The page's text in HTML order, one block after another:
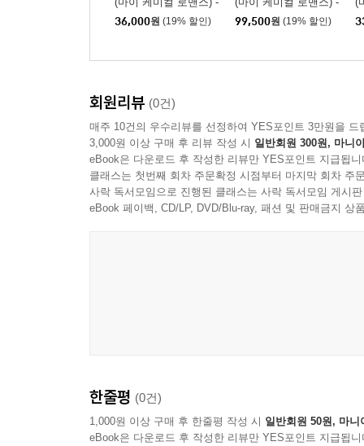
4집 Danger Days : The
True Lives Of The Fab
36,000원 (19% 할인)
4집 Danger Days : The
True Lives Of The Fab
러 2LP]
99,500원 (19% 할인)
4
회원리뷰 (0건)
매주 10건의 우수리뷰를 선정하여 YES포인트 3만원을 드
3,000원 이상 구매 후 리뷰 작성 시 일반회원 300원, 마니
eBook은 다운로드 후 작성한 리뷰만 YES포인트 지급됩니
클래스는 첫번째 회차 주문확정 시점부터 마지막 회차 주
사락 독서모임으로 진행된 클래스는 사락 독서모임 게시
eBook 페이백, CD/LP, DVD/Blu-ray, 패션 및 판매금지 상
한줄평 (0건)
1,000원 이상 구매 후 한줄평 작성 시 일반회원 50원, 마니
eBook은 다운로드 후 작성한 리뷰만 YES포인트 지급됩니